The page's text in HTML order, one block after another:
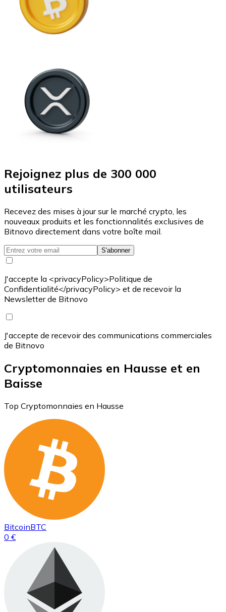
Rejoignez plus de 300 000
utilisateurs
Recevez des mises à jour sur le marché crypto, les
nouveaux produits et les fonctionnalités exclusives de
Bitnovo directement dans votre boîte mail.
S'abonner
J'accepte la <privacyPolicy>Politique de
Confidentialité</privacyPolicy> et de recevoir la
Newsletter de Bitnovo
J'accepte de recevoir des communications commerciales
de Bitnovo
Cryptomonnaies en Hausse et en
Baisse
Top Cryptomonnaies en Hausse
BitcoinBTC
0 €